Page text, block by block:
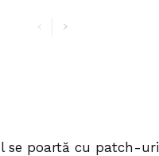
se poartă cu patch-uri